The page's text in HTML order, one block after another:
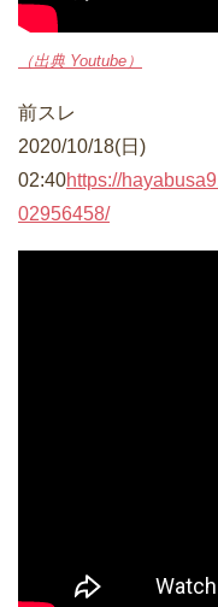
（出典 Youtube）
前スレ
2020/10/18(日)
02:40https://
02956458/